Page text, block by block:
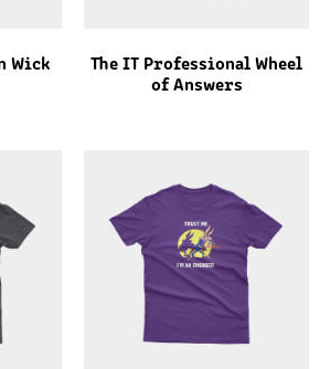
Wick
The IT Professional Wheel
of Answers